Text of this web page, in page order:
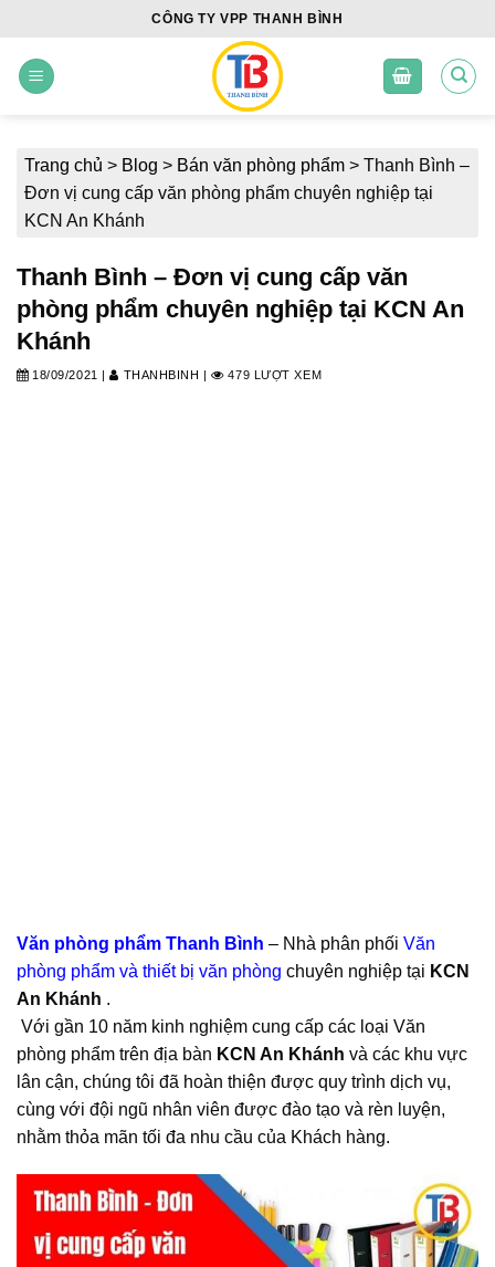
content
CÔNG TY VPP THANH BÌNH
Trang chủ > Blog > Bán văn phòng phẩm > Thanh Bình –
Đơn vị cung cấp văn phòng phẩm chuyên nghiệp tại
KCN An Khánh
Thanh Bình – Đơn vị cung cấp văn
phòng phẩm chuyên nghiệp tại KCN An
Khánh
18/09/2021 | THANHBINH | 479 LƯỢT XEM
Văn phòng phẩm Thanh Bình – Nhà phân phối Văn
phòng phẩm và thiết bị văn phòng chuyên nghiệp tại KCN
An Khánh .
Với gần 10 năm kinh nghiệm cung cấp các loại Văn
phòng phẩm trên địa bàn KCN An Khánh và các khu vực
lân cận, chúng tôi đã hoàn thiện được quy trình dịch vụ,
cùng với đội ngũ nhân viên được đào tạo và rèn luyện,
nhằm thỏa mãn tối đa nhu cầu của Khách hàng.